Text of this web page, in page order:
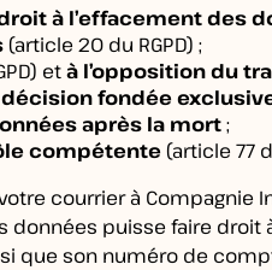
à l’effacement des
(article 20 du RGPD) ;
età l’opposition du
décision fondée
après la mort;
compétente(article 77
courrier à Compagnie
puisse faire
que son numéro de